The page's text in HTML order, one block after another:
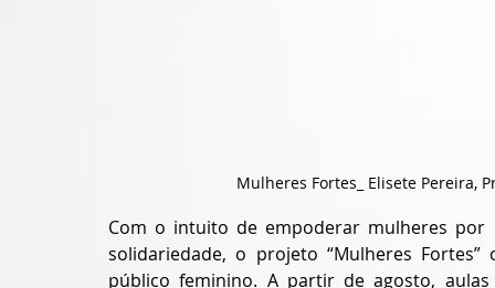
Mulheres Fortes_ Elisete Pereira,
Com o intuito de empoderar mulheres
solidariedade, o projeto “Mulheres
público feminino. A partir de agosto,